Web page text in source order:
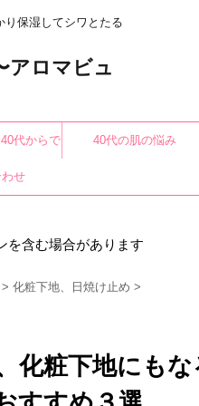
り保湿してシワとたる
アロマビュ
代からで
になれる
40代の肌の悩み
せ
を含む場合があります
> 化粧下地、日焼け止め >
化粧下地にも